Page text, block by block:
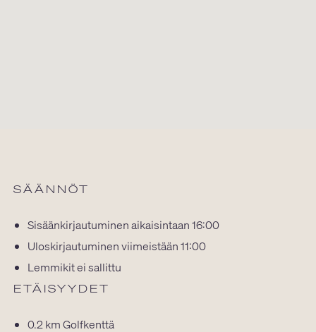
SÄÄNNÖT
Sisäänkirjautuminen aikaisintaan 16:00
Uloskirjautuminen viimeistään 11:00
Lemmikit ei sallittu
ETÄISYYDET
0.2 kmGolfkenttä